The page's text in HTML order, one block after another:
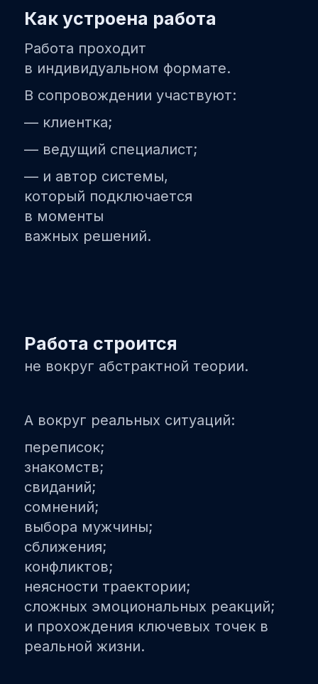
Как устроена работа
Работа проходит
в индивидуальном формате.
В сопровождении участвуют:
— клиентка;
— ведущий специалист;
— и автор системы,
который подключается
в моменты
важных решений.
Работа строится
не вокруг абстрактной теории.
А вокруг реальных ситуаций:
переписок;
знакомств;
свиданий;
сомнений;
выбора мужчины;
сближения;
конфликтов;
неясности траектории;
сложных эмоциональных реакций;
и прохождения ключевых точек в
реальной жизни.